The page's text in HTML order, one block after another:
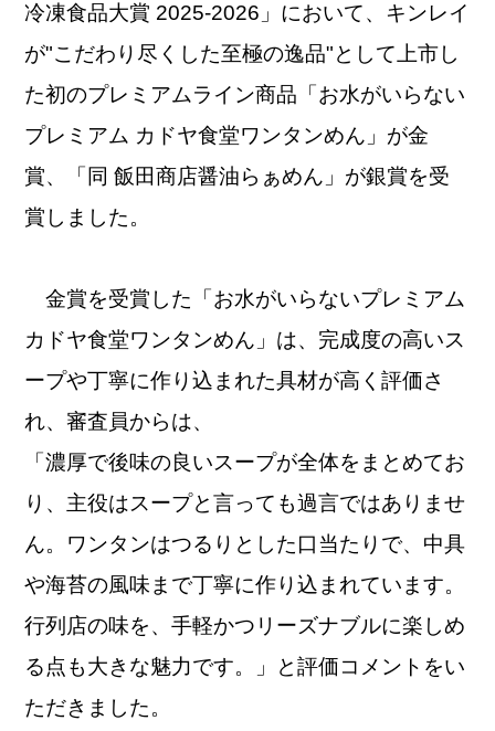
冷凍食品大賞 2025-2026」において、キンレイ
が"こだわり尽くした至極の逸品"として上市し
た初のプレミアムライン商品「お水がいらない
プレミアム カドヤ食堂ワンタンめん」が金
賞、「同 飯田商店醤油らぁめん」が銀賞を受
賞しました。
金賞を受賞した「お水がいらないプレミアム
カドヤ食堂ワンタンめん」は、完成度の高いス
ープや丁寧に作り込まれた具材が高く評価さ
れ、審査員からは、
「濃厚で後味の良いスープが全体をまとめてお
り、主役はスープと言っても過言ではありませ
ん。ワンタンはつるりとした口当たりで、中具
や海苔の風味まで丁寧に作り込まれています。
行列店の味を、手軽かつリーズナブルに楽しめ
る点も大きな魅力です。」と評価コメントをい
ただきました。